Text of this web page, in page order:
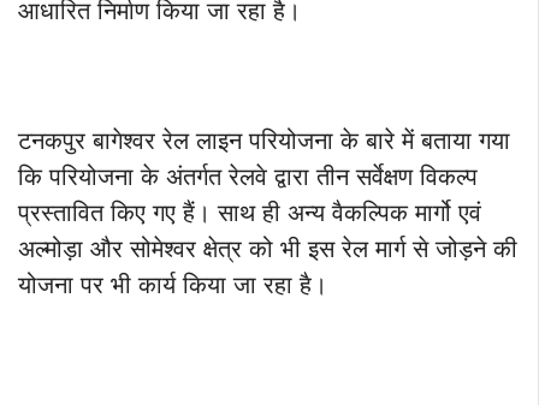
आधारित निर्माण किया जा रहा है।
टनकपुर बागेश्वर रेल लाइन परियोजना के बारे में बताया गया
कि परियोजना के अंतर्गत रेलवे द्वारा तीन सर्वेक्षण विकल्प
प्रस्तावित किए गए हैं। साथ ही अन्य वैकल्पिक मार्गो एवं
अल्मोड़ा और सोमेश्वर क्षेत्र को भी इस रेल मार्ग से जोड़ने की
योजना पर भी कार्य किया जा रहा है।